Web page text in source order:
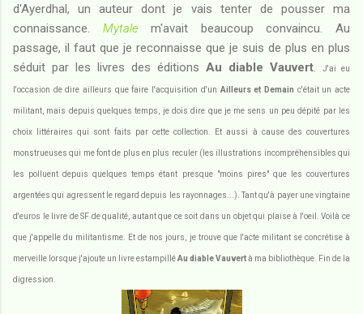
d'Ayerdhal, un auteur dont je vais tenter de pousser ma
connaissance. Mytale m'avait beaucoup convaincu. Au
passage, il faut que je reconnaisse que je suis de plus en plus
séduit par les livres des éditions Au diable Vauvert. J'ai eu
l'occasion de dire ailleurs que faire l'acquisition d'un Ailleurs et Demain c'était un acte
militant, mais depuis quelques temps, je dois dire que je me sens un peu dépité par les
choix littéraires qui sont faits par cette collection. Et aussi à cause des couvertures
monstrueuses qui me font de plus en plus reculer (les illustrations incompréhensibles qui
les polluent depuis quelques temps étant presque "moins pires" que les couvertures
argentées qui agressent le regard depuis les rayonnages...). Tant qu'à payer une vingtaine
d'euros le livre de SF de qualité, autant que ce soit dans un objet qui plaise à l'oeil. Voilà ce
que j'appelle du militantisme. Et de nos jours, je trouve que l'acte militant se concrétise à
merveille lorsque j'ajoute un livre estampilléAu diable Vauvertà ma bibliothèque. Fin de la
digression.